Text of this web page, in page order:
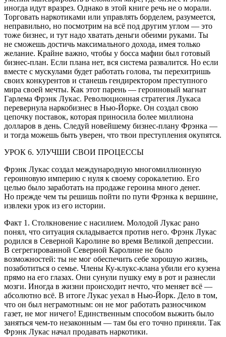
иногда идут вразрез. Однако в этой книге речь не о морали.
Торговать наркотиками или управлять борделем, разумеется,
неправильно, но посмотрим на всё под другим углом — это
тоже бизнес, и тут надо хватать деньги обеими руками. Ты
не сможешь достичь максимального дохода, имея только
желание. Крайне важно, чтобы у босса мафии был готовый
бизнес-план. Если плана нет, вся система развалится. Но если
вместе с мускулами будет работать голова, ты перехитришь
своих конкурентов и станешь гендиректором преступного
мира своей мечты. Как этот парень — героиновый магнат
Гарлема Фрэнк Лукас. Революционная стратегия Лукаса
перевернула наркобизнес в Нью-Йорке. Он создал свою
цепочку поставок, которая приносила более миллиона
долларов в день. Следуй новейшему бизнес-плану Фрэнка —
и тогда можешь быть уверен, что твои преступления окупятся.
УРОК 6. УЛУЧШИ СВОИ ПРОЦЕССЫ
Фрэнк Лукас создал международную многомиллионную
героиновую империю с нуля к своему сорокалетию. Его
целью было заработать на продаже героина много денег.
Но прежде чем ты решишь пойти по пути Фрэнка к вершине,
извлеки урок из его истории.
Факт 1. Столкновение с насилием. Молодой Лукас рано
понял, что ситуация складывается против него. Фрэнк Лукас
родился в Северной Каролине во время Великой депрессии.
В сегрегированной Северной Каролине не было
возможностей: ты не мог обеспечить себе хорошую жизнь,
позаботиться о семье. Члены Ку-клукс-клана убили его кузена
прямо на его глазах. Они сунули пушку ему в рот и разнесли
мозги. Иногда в жизни происходит нечто, что меняет всё —
абсолютно всё. В итоге Лукас уехал в Нью-Йорк. Дело в том,
что он был неграмотным: он не мог работать разносчиком
газет, не мог ничего! Единственным способом выжить было
заняться чем-то незаконным — там бы его точно приняли. Так
Фрэнк Лукас начал продавать наркотики.